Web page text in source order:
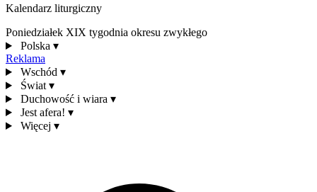
Kalendarz liturgiczny
Poniedziałek XIX tygodnia okresu zwykłego
Polska ▾
Reklama
Wschód ▾
Świat ▾
Duchowość i wiara ▾
Jest afera! ▾
Więcej ▾